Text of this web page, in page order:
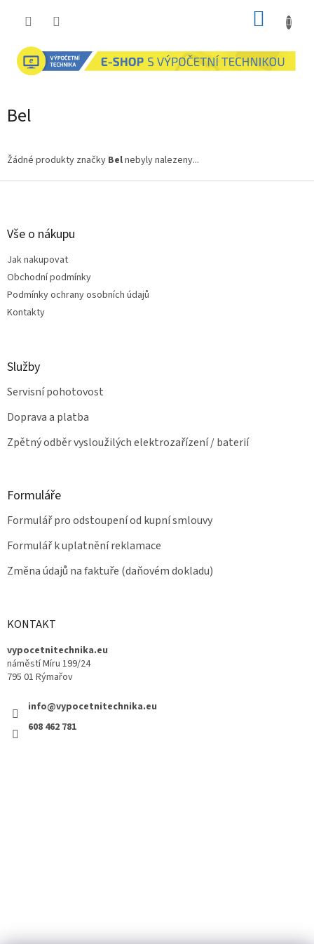
Bel
Žádné produkty značky Belnebyly nalezeny...
Z
Vše o nákupu
Jak nakupovat
Obchodní podmínky
Podmínky ochrany osobních údajů
Kontakty
Služby
Servisní pohotovost
Doprava a platba
Zpětný odběr vysloužilých elektrozařízení / baterií
Formuláře
Formulář pro odstoupení od kupní smlouvy
Formulář k uplatnění reklamace
Změna údajů na faktuře (daňovém dokladu)
KONTAKT
vypocetnitechnika.eu
náměstí Míru 199/24
795 01 Rýmařov
info@vypocetnitechnika.eu
608 462 781